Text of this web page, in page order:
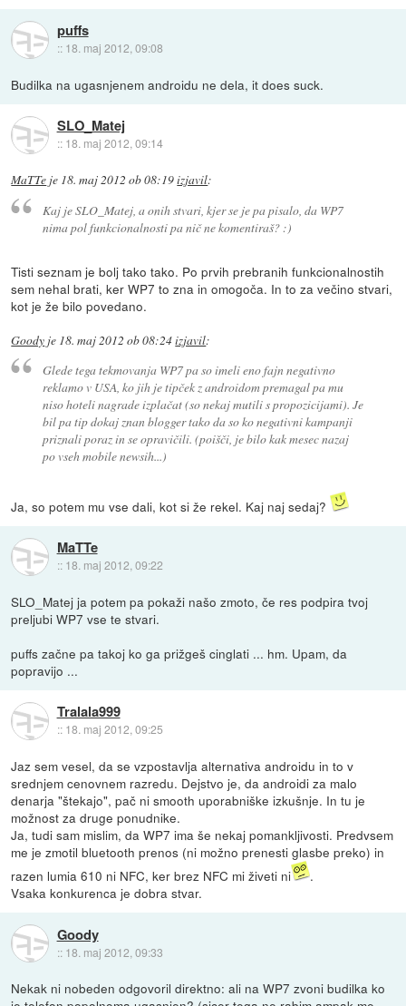
puffs
:: 18. maj 2012, 09:08
Budilka na ugasnjenem androidu ne dela, it does suck.
SLO_Matej
:: 18. maj 2012, 09:14
MaTTe je 18. maj 2012 ob 08:19izjavil:
Kaj je SLO_Matej, a onih stvari, kjer se je pa pisalo, da WP7
nima pol funkcionalnosti pa nič ne komentiraš? :)
Tisti seznam je bolj tako tako. Po prvih prebranih funkcionalnostih
sem nehal brati, ker WP7 to zna in omogoča. In to za večino stvari,
kot je že bilo povedano.
Goody je 18. maj 2012 ob 08:24izjavil:
Glede tega tekmovanja WP7 pa so imeli eno fajn negativno
reklamo v USA, ko jih je tipček z androidom premagal pa mu
niso hoteli nagrade izplačat (so nekaj mutili s propozicijami). Je
bil pa tip dokaj znan blogger tako da so ko negativni kampanji
priznali poraz in se opravičili. (poišči, je bilo kak mesec nazaj
po vseh mobile newsih...)
Ja, so potem mu vse dali, kot si že rekel. Kaj naj sedaj?
MaTTe
:: 18. maj 2012, 09:22
SLO_Matej ja potem pa pokaži našo zmoto, če res podpira tvoj
preljubi WP7 vse te stvari.
puffs začne pa takoj ko ga prižgeš cinglati ... hm. Upam, da
popravijo ...
Tralala999
:: 18. maj 2012, 09:25
Jaz sem vesel, da se vzpostavlja alternativa androidu in to v
srednjem cenovnem razredu. Dejstvo je, da androidi za malo
denarja "štekajo", pač ni smooth uporabniške izkušnje. In tu je
možnost za druge ponudnike.
Ja, tudi sam mislim, da WP7 ima še nekaj pomankljivosti. Predvsem
me je zmotil bluetooth prenos (ni možno prenesti glasbe preko) in
razen lumia 610 ni NFC, ker brez NFC mi živeti ni
.
Vsaka konkurenca je dobra stvar.
Goody
:: 18. maj 2012, 09:33
Nekak ni nobeden odgovoril direktno: ali na WP7 zvoni budilka ko